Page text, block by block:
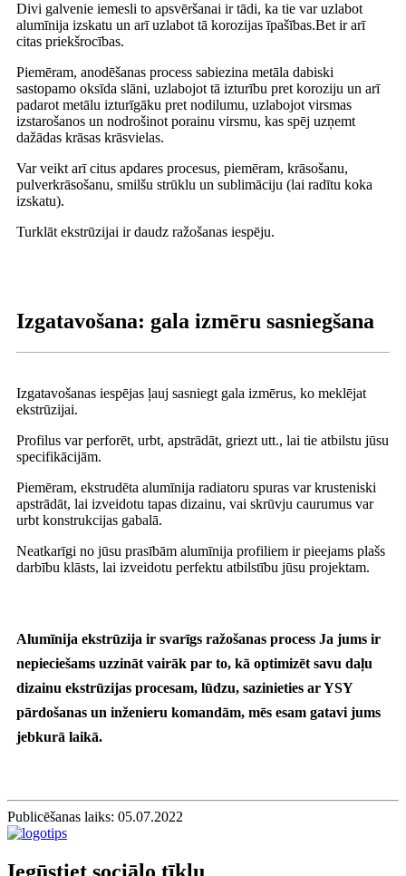
Divi galvenie iemesli to apsvēršanai ir tādi, ka tie var uzlabot
alumīnija izskatu un arī uzlabot tā korozijas īpašības.Bet ir arī
citas priekšrocības.
Piemēram, anodēšanas process sabiezina metāla dabiski
sastopamo oksīda slāni, uzlabojot tā izturību pret koroziju un arī
padarot metālu izturīgāku pret nodilumu, uzlabojot virsmas
izstarošanos un nodrošinot porainu virsmu, kas spēj uzņemt
dažādas krāsas krāsvielas.
Var veikt arī citus apdares procesus, piemēram, krāsošanu,
pulverkrāsošanu, smilšu strūklu un sublimāciju (lai radītu koka
izskatu).
Turklāt ekstrūzijai ir daudz ražošanas iespēju.
Izgatavošana: gala izmēru sasniegšana
Izgatavošanas iespējas ļauj sasniegt gala izmērus, ko meklējat
ekstrūzijai.
Profilus var perforēt, urbt, apstrādāt, griezt utt., lai tie atbilstu jūsu
specifikācijām.
Piemēram, ekstrudēta alumīnija radiatoru spuras var krusteniski
apstrādāt, lai izveidotu tapas dizainu, vai skrūvju caurumus var
urbt konstrukcijas gabalā.
Neatkarīgi no jūsu prasībām alumīnija profiliem ir pieejams plašs
darbību klāsts, lai izveidotu perfektu atbilstību jūsu projektam.
Alumīnija ekstrūzija ir svarīgs ražošanas process Ja jums ir
nepieciešams uzzināt vairāk par to, kā optimizēt savu daļu
dizainu ekstrūzijas procesam, lūdzu, sazinieties ar YSY
pārdošanas un inženieru komandām, mēs esam gatavi jums
jebkurā laikā.
Publicēšanas laiks: 05.07.2022
Iegūstiet sociālo tīklu